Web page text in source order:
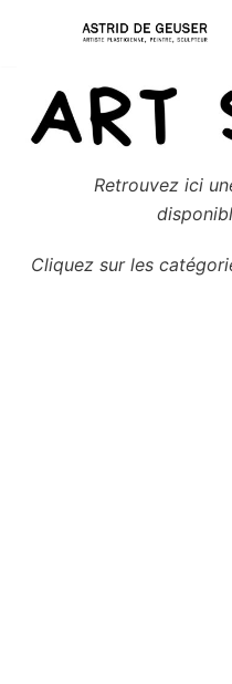
contenu
Retrouvez ici
Cliquez sur les